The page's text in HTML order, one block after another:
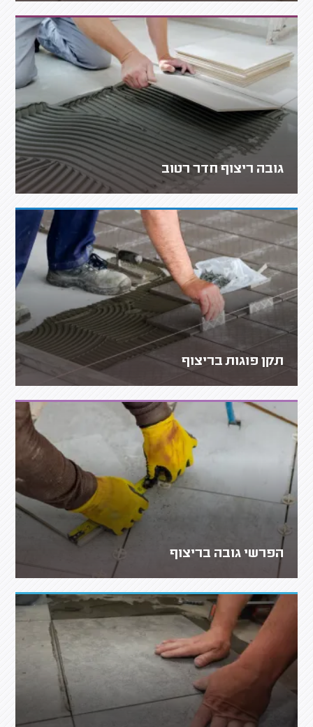
גובה ריצוף חדר רטוב
תקן פוגות בריצוף
הפרשי גובה בריצוף